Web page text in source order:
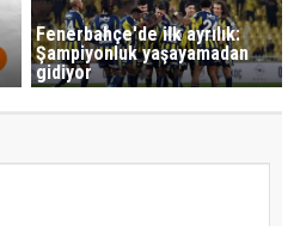
Fenerbahçe'de ilk ayrılık:
Şampiyonluk yaşayamadan
gidiyor